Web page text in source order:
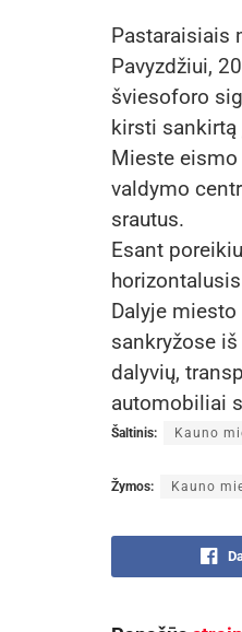
Pastaraisiais
Pavyzdžiui,
šviesoforo
kirsti sankirtą
Mieste
valdymo
srautus.
Esant
Dalyje
sankryžose
dalyvių,
automobiliai
Šaltinis: Kauno
Žymos: Kauno